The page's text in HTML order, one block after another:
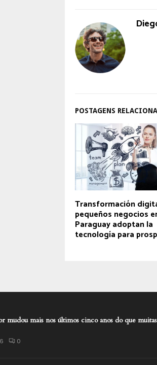
POSTAGENS
Transformación
pequeños negocios
Paraguay adoptan la
tecnología para
mudou mais nos últimos cinco anos do que
0